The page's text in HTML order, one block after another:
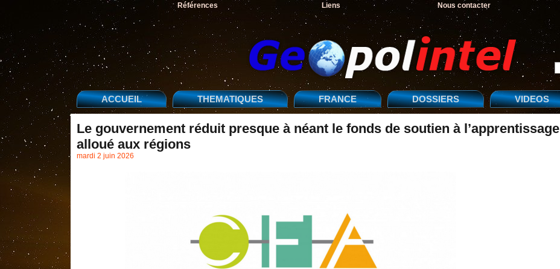
Références Liens Nous contacter
ACCUEIL THEMATIQUES FRANCE DOSSIERS VIDEOS
Le gouvernement réduit presque à néant le fonds de soutien à l’apprentissage
alloué aux régions
mardi 2 juin 2026